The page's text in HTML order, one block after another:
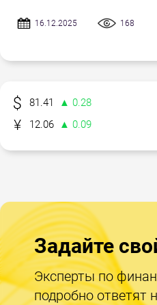
16.12.2025 168
81.41 ▲ 0.28
12.06
▲ 0.09
Задайте
Эксперты по
подробно ответят